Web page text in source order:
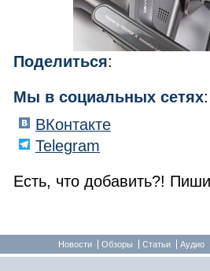
Поделиться:
Мы в социальных сетях:
ВКонтакте
Telegram
Есть, что добавить?!
Новости Обзоры Статьи Аудио